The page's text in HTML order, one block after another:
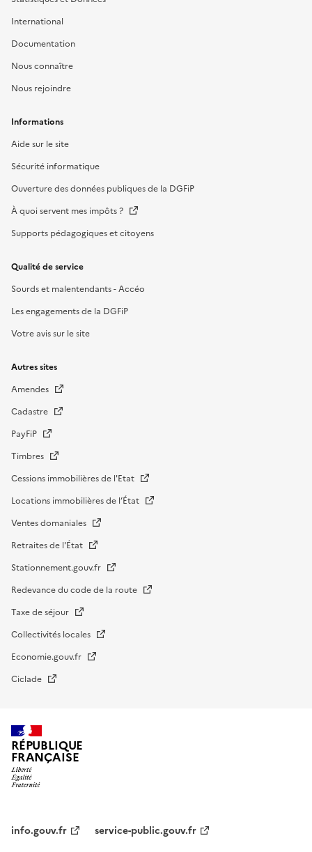
International
Documentation
Nous connaître
Nous rejoindre
Informations
Aide sur le site
Sécurité informatique
Ouverture des données publiques de la DGFiP
À quoi servent mes impôts ?
Supports pédagogiques et citoyens
Qualité de service
Sourds et malentendants - Accéo
Les engagements de la DGFiP
Votre avis sur le site
Autres sites
Amendes
Cadastre
PayFiP
Timbres
Cessions immobilières de l'Etat
Locations immobilières de l’État
Ventes domaniales
Retraites de l'État
Stationnement.gouv.fr
Redevance du code de la route
Taxe de séjour
Collectivités locales
Economie.gouv.fr
Ciclade
RÉPUBLIQUE
FRANÇAISE
institutionnel
info.gouv.fr service-public.gouv.fr